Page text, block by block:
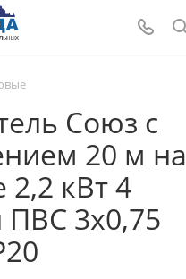
Союз с
20 м на
2,2 кВт 4
ПВС 3х0,75